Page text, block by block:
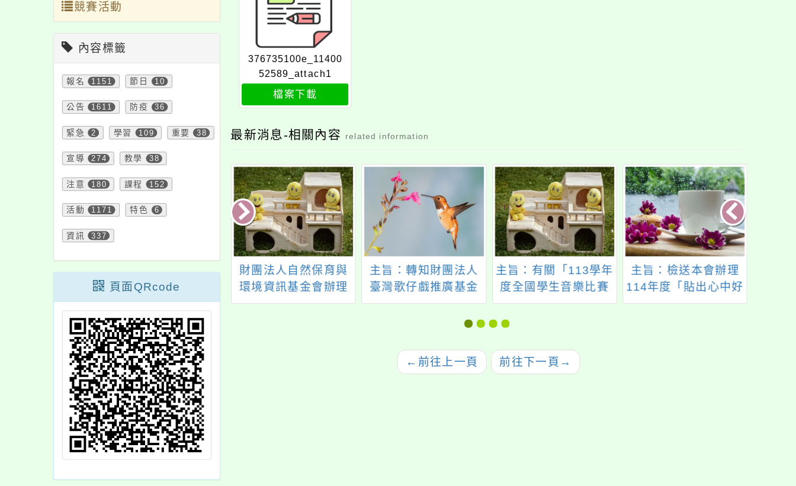
競賽活動
內容標籤
報名 1151 節日 10
公告 1611 防疫 36
緊急 2 學習 109 重要 38
宣導 274 教學 38
注意 180 課程 152
活動 1171 特色 6
資訊 337
頁面QRcode
376735100e_11400
52589_attach1
檔案下載
最新消息-相關內容 related information
：轉知「2025
展」展覽資訊
案，請查照。
主旨：檢送本市馬祖
新村眷村文創園區
「馬村設計實驗室」
《眷味．茶味》特展
海報1份，請協助公告
周知，請查照。
財團法人自然保育與
環境資訊基金會辦理
「《環境資訊中心》
主旨：轉知財團法人
臺灣歌仔戲推廣基金
會（下稱該基金會）
辦理第三屆「歌仔上
賽」，請查照。
主旨：有關「113學年
度全國學生音樂比賽
推廣活動實施計畫─音
樂團隊經營與管理講
勵符合報名資格之教
師踴躍報名參加並惠
主旨：檢送本會辦理
114年度「貼出心中好
樣子」貼圖徵選活動
← 前往上一頁 前往下一頁 →